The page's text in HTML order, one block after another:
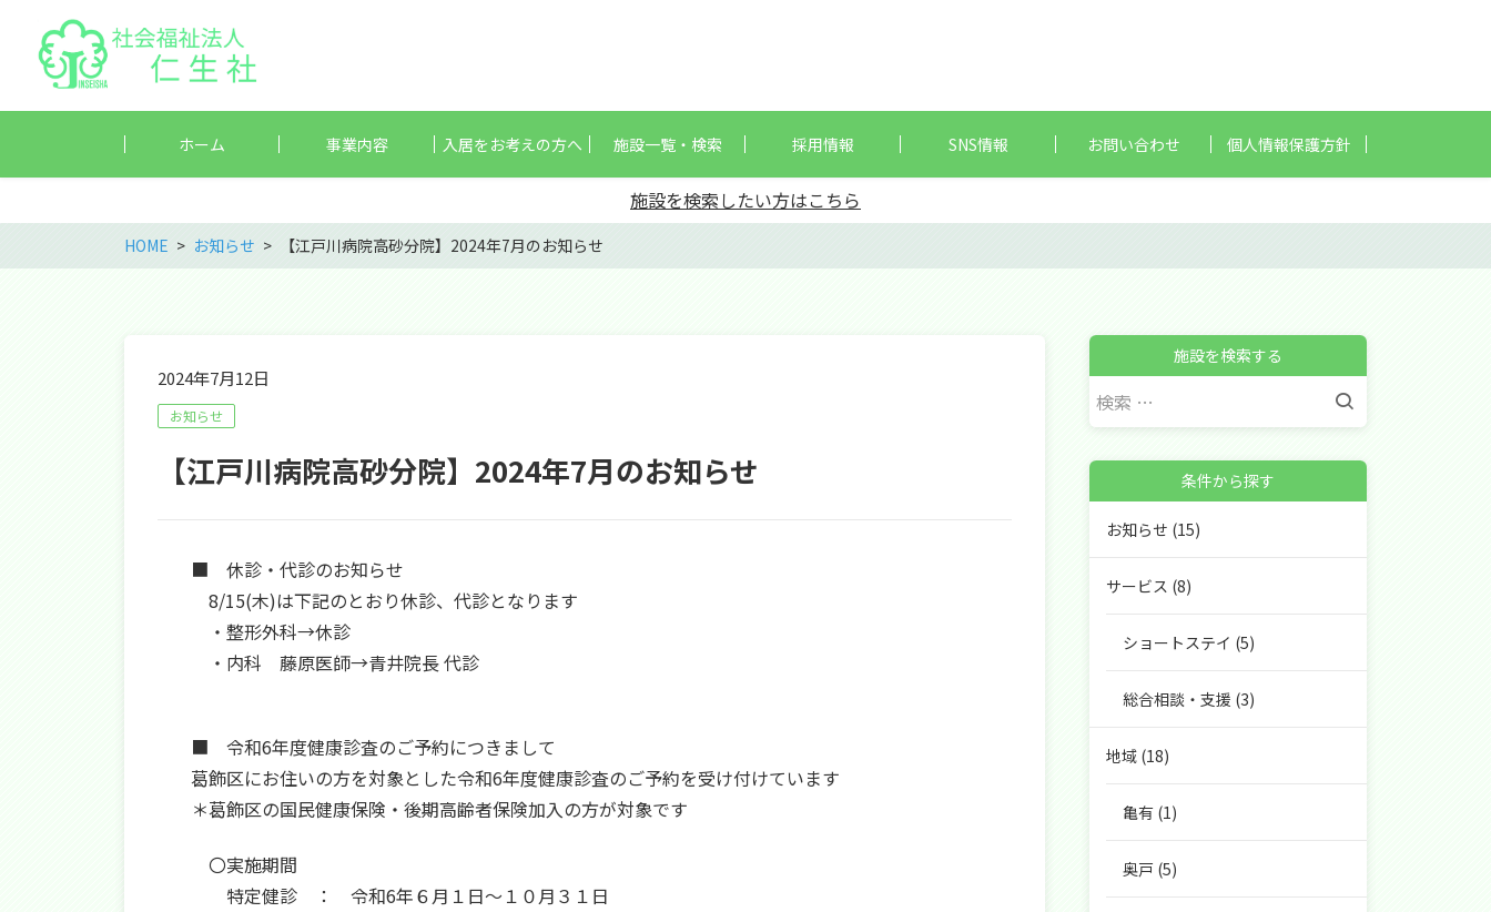
ホーム 事業内容 入居をお考えの方へ 施設一覧・検索 採用情報 SNS情報 お問い合わせ 個人情報保護方針
施設を検索したい方はこちら
HOME お知らせ 【江戸川病院高砂分院】2024年7月のお知らせ
2024年7月12日
お知らせ
【江戸川病院高砂分院】2024年7月のお知らせ
■ 休診・代診のお知らせ
8/15(木)は下記のとおり休診、代診となります
・整形外科→休診
・内科 藤原医師→青井院長 代診
■ 令和6年度健康診査のご予約につきまして
葛飾区にお住いの方を対象とした令和6年度健康診査のご予約を受け付けています
＊葛飾区の国民健康保険・後期高齢者保険加入の方が対象です
〇実施期間
特定健診 ： 令和6年６月１日～１０月３１日
施設を検索する
検
索
条件から探す
お知らせ (15)
サービス (8)
ショートステイ (5)
総合相談・支援 (3)
地域 (18)
亀有 (1)
奥戸 (5)